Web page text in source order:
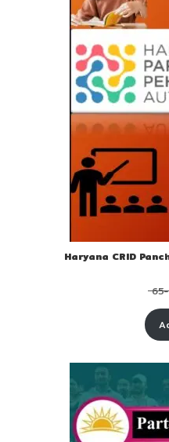
Haryana CRID